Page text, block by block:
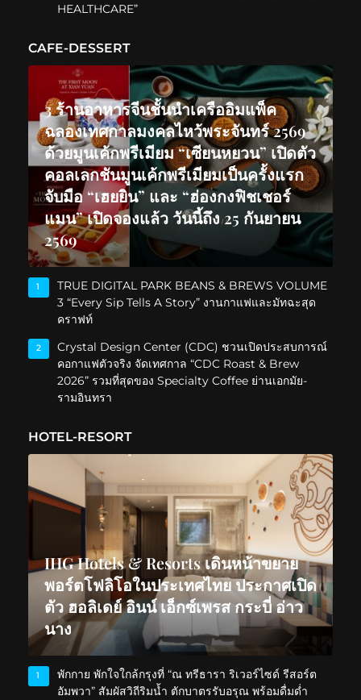
HEALTHCARE”
CAFE-DESSERT
3 ร้านอาหารจีนชั้นนำเครืออิมแพ็ค
ฉลองเทศกาลมงคลไหว้พระจันทร์ 2569
ด้วยมูนเค้กพรีเมียม “เซียนหยวน” เปิดตัว
คอลเลกชันมูนเค้กพรีเมียมเป็นครั้งแรก
จับมือ “เฮยยิน” และ “ฮ่องกงฟิชเชอร์
แมน” เปิดจองแล้ว วันนี้ถึง 25 กันยายน
2569
1
TRUE DIGITAL PARK BEANS & BREWS VOLUME
3 “Every Sip Tells A Story” งานกาแฟและมัทฉะสุด
คราฟท์
2
Crystal Design Center (CDC) ชวนเปิดประสบการณ์
คอกาแฟตัวจริง จัดเทศกาล “CDC Roast & Brew
2026” รวมที่สุดของ Specialty Coffee ย่านเอกมัย-
รามอินทรา
HOTEL-RESORT
IHG Hotels & Resorts เดินหน้าขยาย
พอร์ตโฟลิโอในประเทศไทย ประกาศเปิด
ตัว ฮอลิเดย์ อินน์ เอ็กซ์เพรส กระบี่ อ่าว
นาง
1
พักกาย พักใจใกล้กรุงที่ “ณ ทรีธารา ริเวอร์ไซด์ รีสอร์ต
อัมพวา” สัมผัสวิถีริมน้ำ ตักบาตรรับอรุณ พร้อมดื่มด่ำ